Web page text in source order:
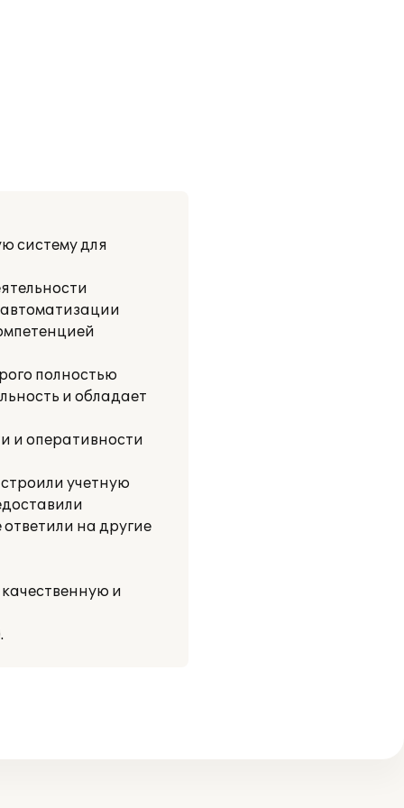
систему для
полностью
и обладает
и оперативности
учетную
на другие
и